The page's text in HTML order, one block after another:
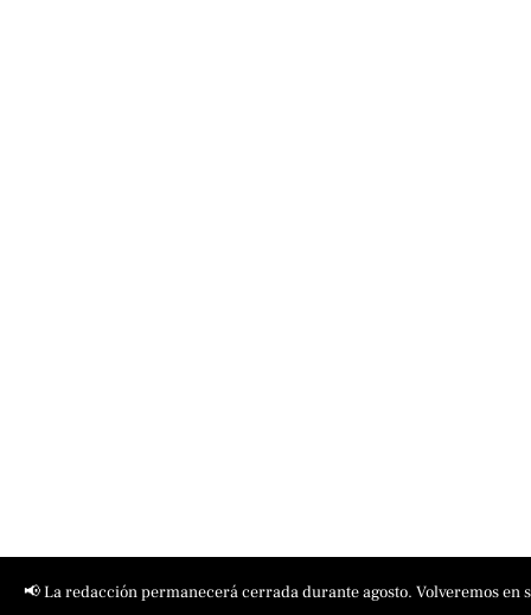
📢 La redacción permanecerá cerrada durante agosto. Volveremos en